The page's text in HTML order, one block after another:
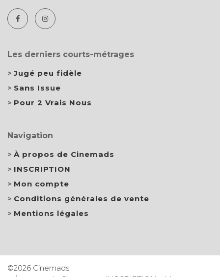
Les derniers courts-métrages
Jugé peu fidèle
Sans Issue
Pour 2 Vrais Nous
Navigation
À propos de Cinemads
INSCRIPTION
Mon compte
Conditions générales de vente
Mentions légales
©2026 Cinemads